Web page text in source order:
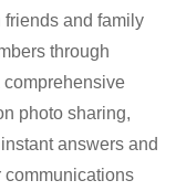
and family
through
comprehensive
photo sharing,
answers and
communications